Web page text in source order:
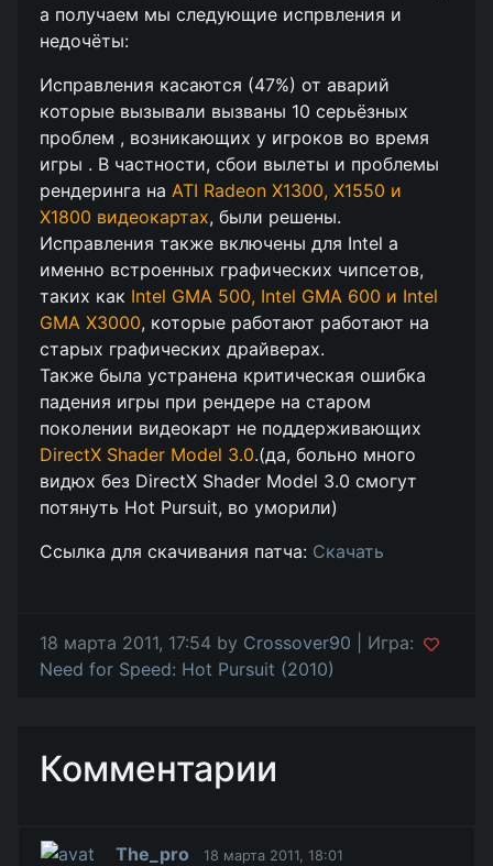
а получаем мы следующие испрвления и
недочёты:
Исправления касаются (47%) от аварий
которые вызывали вызваны 10 серьёзных
проблем , возникающих у игроков во время
игры . В частности, сбои вылеты и проблемы
рендеринга на ATI Radeon X1300, X1550 и
X1800 видеокартах, были решены.
Исправления также включены для Intel а
именно встроенных графических чипсетов,
таких как Intel GMA 500, Intel GMA 600 и Intel
GMA X3000, которые работают работают на
старых графических драйверах.
Также была устранена критическая ошибка
падения игры при рендере на старом
поколении видеокарт не поддерживающих
DirectX Shader Model 3.0.(да, больно много
видюх без DirectX Shader Model 3.0 смогут
потянуть Hot Pursuit, во уморили)
Ссылка для скачивания патча: Скачать
18 марта 2011, 17:54 by Crossover90 | Игра:
Need for Speed: Hot Pursuit (2010)
Комментарии
The_pro 18 марта 2011, 18:01